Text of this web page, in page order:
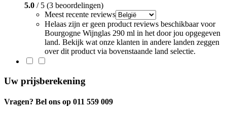
5.0 / 5 (3 beoordelingen)
Meest recente reviews
Helaas zijn er geen product reviews beschikbaar voor
Bourgogne Wijnglas 290 ml in het door jou opgegeven
land. Bekijk wat onze klanten in andere landen zeggen
over dit product via bovenstaande land selectie.
Uw prijsberekening
Vragen? Bel ons op 011 559 009